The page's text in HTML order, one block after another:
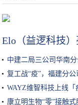
Elo（益逻科技
中建二局三公司华南
复工战“疫”，福建分
WAYZ维智科技上线
康立明生物“零”接触